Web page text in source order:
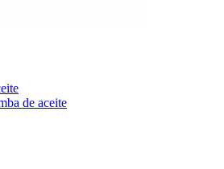
de aceite